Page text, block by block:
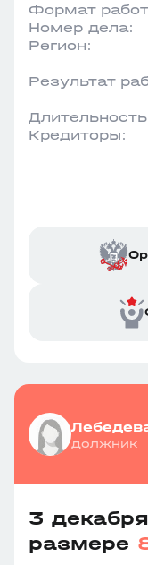
Формат
Номер дела:
Регион:
Результат
Кредиторы:
должник
3
размере